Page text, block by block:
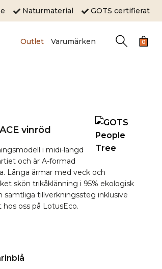
Naturmaterial GOTS certifierat
Outlet Varumärken 0
vinröd
i midi-längd
och är A-formad
Långa ärmar med veck och
skön trikåklänning i 95% ekologisk
samtliga tillverkningssteg inklusive
oss på LotusEco.